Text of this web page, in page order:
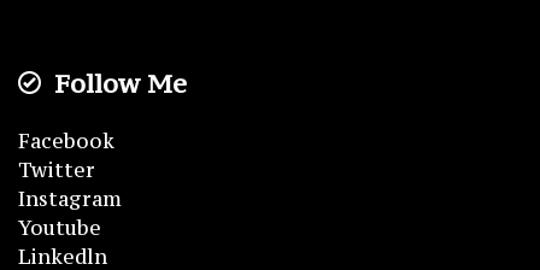
Follow Me
Facebook
Twitter
Instagram
Youtube
Linkedln